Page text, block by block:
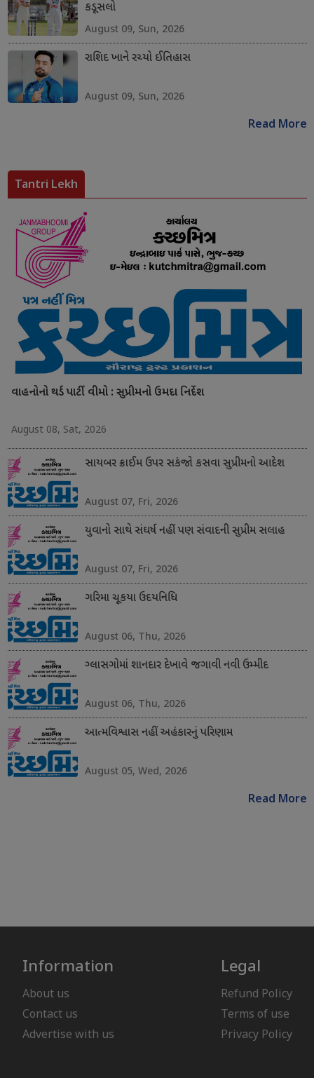
કડૂસલો
August 09, Sun, 2026
રાશિદ ખાને રચ્યો ઈતિહાસ
August 09, Sun, 2026
Read More
Tantri Lekh
વાહનોનો થર્ડ પાર્ટી વીમો : સુપ્રીમનો ઉમદા નિર્દેશ
August 08, Sat, 2026
સાયબર ક્રાઈમ ઉપર સકંજો કસવા સુપ્રીમનો આદેશ
August 07, Fri, 2026
યુવાનો સાથે સંઘર્ષ નહીં પણ સંવાદની સુપ્રીમ સલાહ
August 07, Fri, 2026
ગરિમા ચૂકયા ઉદયનિધિ
August 06, Thu, 2026
ગ્લાસગોમાં શાનદાર દેખાવે જગાવી નવી ઉમ્મીદ
August 06, Thu, 2026
આત્મવિશ્વાસ નહીં અહંકારનું પરિણામ
August 05, Wed, 2026
Read More
Information
About us
Contact us
Advertise with us
Legal
Refund Policy
Terms of use
Privacy Policy